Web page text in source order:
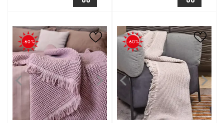
-60% -60%